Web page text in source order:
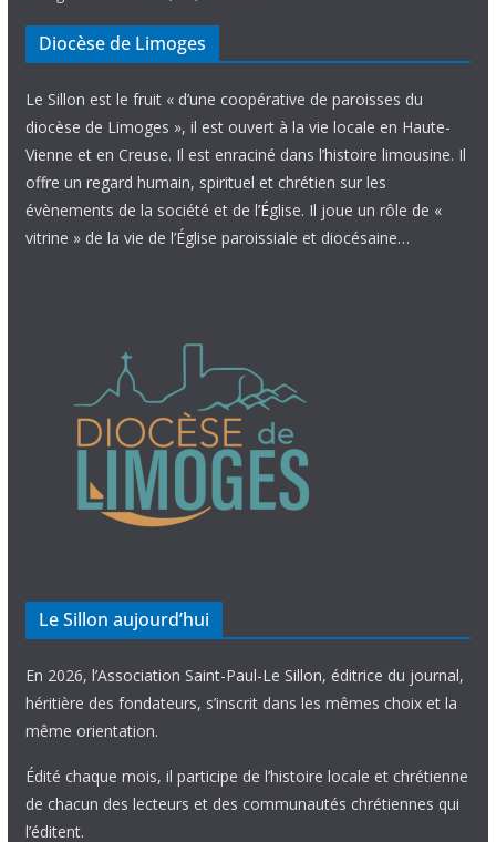
Diocèse de Limoges
Le Sillon est le fruit « d’une coopérative de paroisses du
diocèse de Limoges », il est ouvert à la vie locale en Haute-
Vienne et en Creuse. Il est enraciné dans l’histoire limousine. Il
offre un regard humain, spirituel et chrétien sur les
évènements de la société et de l’Église. Il joue un rôle de «
vitrine » de la vie de l’Église paroissiale et diocésaine…
Le Sillon aujourd’hui
En 2026, l’Association Saint-Paul-Le Sillon, éditrice du journal,
héritière des fondateurs, s’inscrit dans les mêmes choix et la
même orientation.
Édité chaque mois, il participe de l’histoire locale et chrétienne
de chacun des lecteurs et des communautés chrétiennes qui
l’éditent.